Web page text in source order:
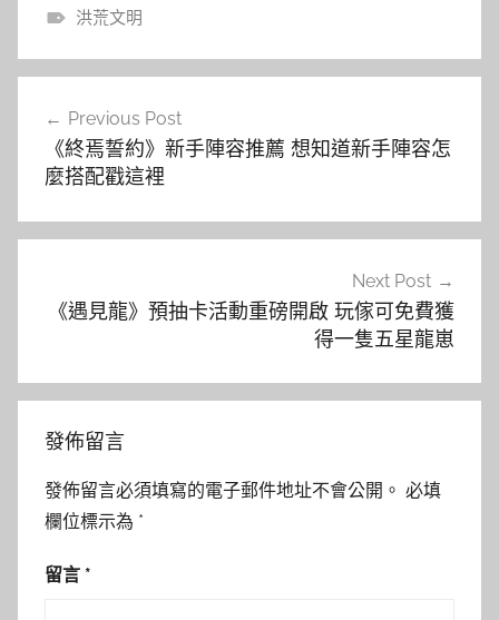
洪荒文明
導
覽
Previous Post
《終焉誓約》新手陣容推薦 想知道新手陣容怎
麼搭配戳這裡
Next Post
《遇見龍》預抽卡活動重磅開啟 玩傢可免費獲
得一隻五星龍崽
發佈留言
發佈留言必須填寫的電子郵件地址不會公開。 必填
欄位標示為 *
留言 *